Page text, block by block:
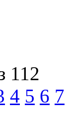
112
4 5 6 7